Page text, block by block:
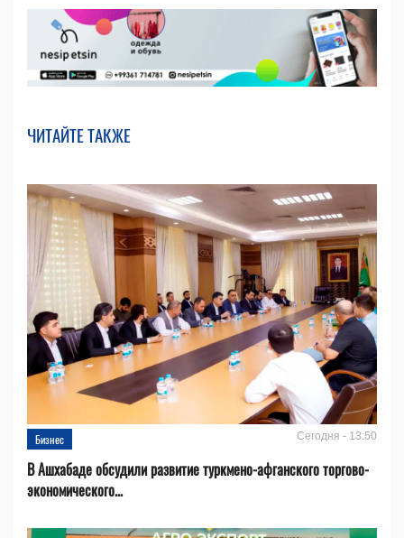
ЧИТАЙТЕ ТАКЖЕ
Бизнес Сегодня - 13:50
В Ашхабаде обсудили развитие туркмено-афганского торгово-
экономического...